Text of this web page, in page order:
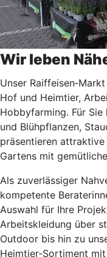
Wir leben
Unser
Hof und Heimtier,
Hobbyfarming. Für
und Blühpflanzen,
präsentieren
Gartens mit
Als zuverlässiger
kompetente
Auswahl für Ihre
Arbeitskleidung über
Outdoor bis hin zu
Heimtier‑Sortiment